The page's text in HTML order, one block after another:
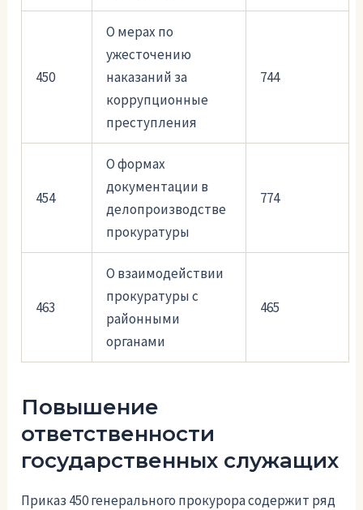
450
О мерах по
ужесточению
наказаний за
коррупционные
преступления
744
454
О формах
документации в
делопроизводстве
прокуратуры
774
463
О взаимодействии
прокуратуры с
районными
органами
465
Повышение
ответственности
государственных служащих
Приказ 450 генерального прокурора содержит ряд